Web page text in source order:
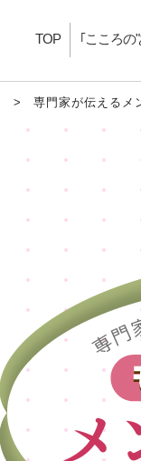
TOP ｢こころの
> 専門家が伝えるメ